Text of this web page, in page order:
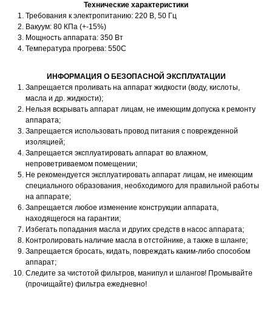
Технические характеристики
Требования к электропитанию: 220 В, 50 Гц
Вакуум: 80 КПа (+-15%)
Мощность аппарата: 350 Вт
Температура прогрева: 550С
ИНФОРМАЦИЯ О БЕЗОПАСНОЙ ЭКСПЛУАТАЦИИ
Запрещается проливать на аппарат жидкости (воду, кислоты,
масла и др. жидкости);
Нельзя вскрывать аппарат лицам, не имеющим допуска к ремонту
аппарата;
Запрещается использовать провод питания с поврежденной
изоляцией;
Запрещается эксплуатировать аппарат во влажном,
непроветриваемом помещении;
Не рекомендуется эксплуатировать аппарат лицам, не имеющим
специального образования, необходимого для правильной работы
на аппарате;
Запрещается любое изменение конструкции аппарата,
находящегося на гарантии;
Избегать попадания масла и других средств в насос аппарата;
Контролировать наличие масла в отстойнике, а также в шланге;
Запрещается бросать, кидать, повреждать каким-либо способом
аппарат;
Следите за чистотой фильтров, манипул и шлангов! Промывайте
(прочищайте) фильтра ежедневно!